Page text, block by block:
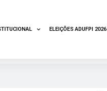
ELEIÇÕES ADUFPI 2026